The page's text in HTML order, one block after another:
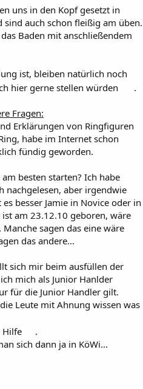
uns in den Kopf gesetzt in
sind auch schon fleißig am üben.
Baden mit anschließendem
ist, bleiben natürlich noch
hier gerne stellen würden
.
Fragen:
Erklärungen von Ringfiguren
habe im Internet schon
fündig geworden.
besten starten? Ich habe
nachgelesen, aber irgendwie
besser Jamie in Novice oder in
am 23.12.10 geboren, wäre
sagen das eine wäre
das andere...
sich mir beim ausfüllen der
mich als Junior Hanlder
für die Junior Handler gilt.
Leute mit Ahnung wissen was
Hilfe
.
sich dann ja in KöWi...